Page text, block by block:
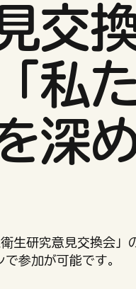
交
私
深
研究意見交換会」
参加が可能です。